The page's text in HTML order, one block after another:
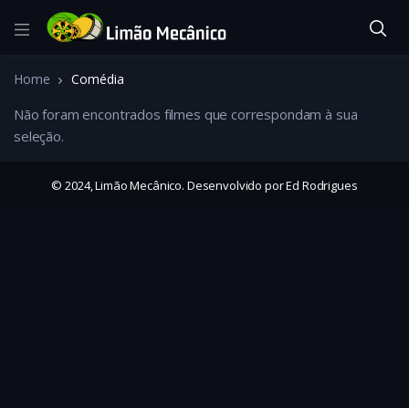
Home Comédia
Não foram encontrados filmes que correspondam à sua
seleção.
© 2024, Limão Mecânico. Desenvolvido por Ed Rodrigues